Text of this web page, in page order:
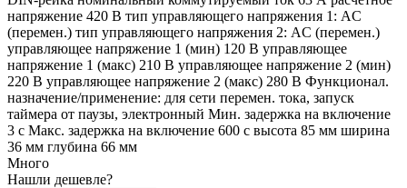
напряжение 420 В тип управляющего напряжения 1: AC
(перемен.) тип управляющего напряжения 2: AC (перемен.)
управляющее напряжение 1 (мин) 120 В управляющее
напряжение 1 (макс) 210 В управляющее напряжение 2 (мин)
220 В управляющее напряжение 2 (макс) 280 В Функционал.
назначение/применение: для сети перемен. тока, запуск
таймера от паузы, электронный Мин. задержка на включение
3 с Макс. задержка на включение 600 с высота 85 мм ширина
36 мм глубина 66 мм
Много
Нашли дешевле?